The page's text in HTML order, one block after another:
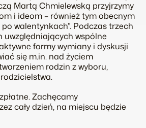
Martą Chmielewską przyjrzymy
i ideom – również tym obecnym
walentynkach”. Podczas trzech
uwzględniających wspólne
formy wymiany i dyskusji
się m.in. nad życiem
rodzin z wyboru,
Zachęcamy
cały dzień, na miejscu będzie